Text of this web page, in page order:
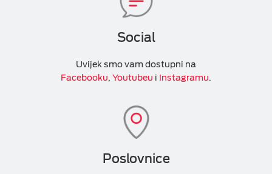
Social
Uvijek smo vam dostupni na
Facebooku, Youtubeu i Instagramu.
Poslovnice